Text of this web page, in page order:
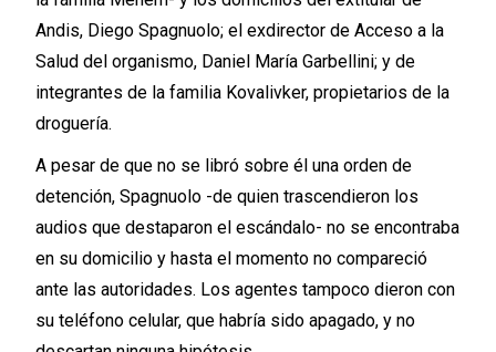
Andis, Diego Spagnuolo; el exdirector de Acceso a la
Salud del organismo, Daniel María Garbellini; y de
integrantes de la familia Kovalivker, propietarios de la
droguería.
A pesar de que no se libró sobre él una orden de
detención, Spagnuolo -de quien trascendieron los
audios que destaparon el escándalo- no se encontraba
en su domicilio y hasta el momento no compareció
ante las autoridades. Los agentes tampoco dieron con
su teléfono celular, que habría sido apagado, y no